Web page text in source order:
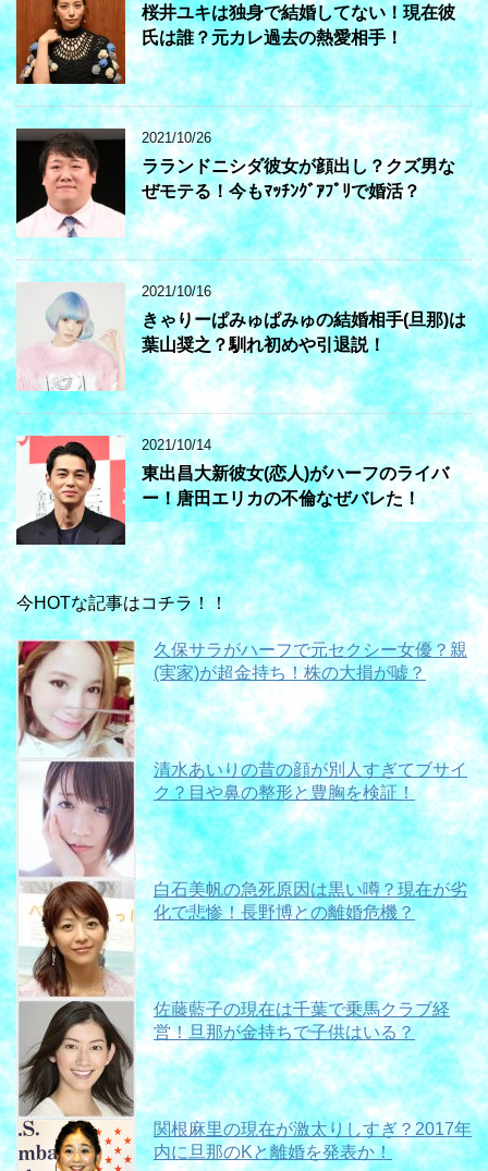
桜井ユキは独身で結婚してない！現在彼
氏は誰？元カレ過去の熱愛相手！
2021/10/26
ラランドニシダ彼女が顔出し？クズ男な
ぜモテる！今もﾏｯﾁﾝｸﾞｱﾌﾟﾘで婚活？
2021/10/16
きゃりーぱみゅぱみゅの結婚相手(旦那)は
葉山奨之？馴れ初めや引退説！
2021/10/14
東出昌大新彼女(恋人)がハーフのライバ
ー！唐田エリカの不倫なぜバレた！
今HOTな記事はコチラ！！
久保サラがハーフで元セクシー女優？親
(実家)が超金持ち！株の大損が嘘？
清水あいりの昔の顔が別人すぎてブサイ
ク？目や鼻の整形と豊胸を検証！
白石美帆の急死原因は黒い噂？現在が劣
化で悲惨！長野博との離婚危機？
佐藤藍子の現在は千葉で乗馬クラブ経
営！旦那が金持ちで子供はいる？
関根麻里の現在が激太りしすぎ？2017年
内に旦那のKと離婚を発表か！